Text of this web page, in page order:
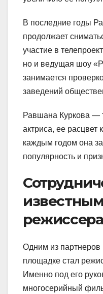
В последние годы
продолжает
участие в
но и ведущая шоу
занимается
заведений
Равшана Куркова —
актриса, ее расцвет
каждым годом она
популярность и
Одним из
площадке стал
Именно под его
многосерийный